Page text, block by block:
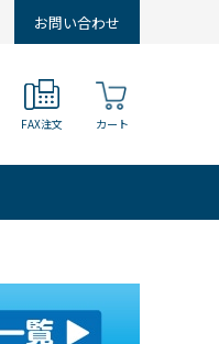
お問い合わせ
FAX注文 カート